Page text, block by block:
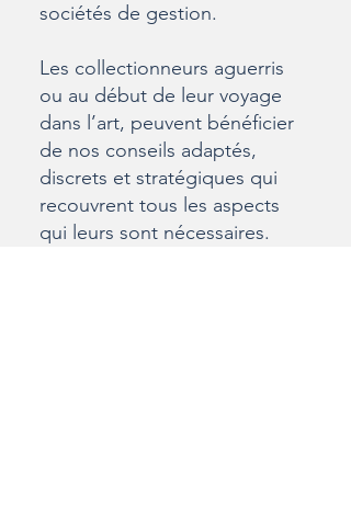
sociétés de gestion.
Les collectionneurs aguerris
ou au début de leur voyage
dans l’art, peuvent bénéficier
de nos conseils adaptés,
discrets et stratégiques qui
recouvrent tous les aspects
qui leurs sont nécessaires.